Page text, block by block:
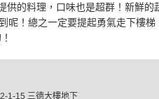
供的料理，口味也是超群！新鮮
呢！總之一定要提起勇氣走下樓梯
1-15 三德大樓地下